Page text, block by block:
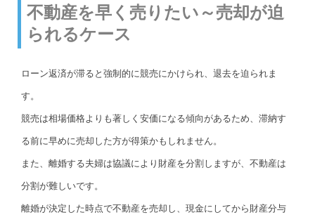
不動産を早く売りたい～売却が迫
られるケース
ローン返済が滞ると強制的に競売にかけられ、退去を迫られま
す。
競売は相場価格よりも著しく安価になる傾向があるため、滞納す
る前に早めに売却した方が得策かもしれません。
また、離婚する夫婦は協議により財産を分割しますが、不動産は
分割が難しいです。
離婚が決定した時点で不動産を売却し、現金にしてから財産分与